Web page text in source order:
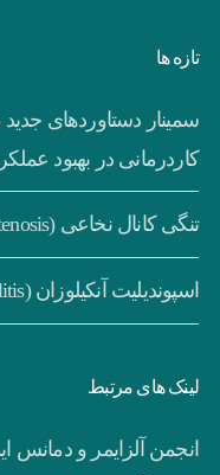
تازه ها
سمینار دستاوردهای
کاردرمانی در بهبود
تنگی کانال نخاعی (Spinal Canal Stenosis)
اسپوندیلیت آنکیلوزان (Ankylosing Spondylitis)
لینک های مرتبط
انجمن آلزایمر و دمانس